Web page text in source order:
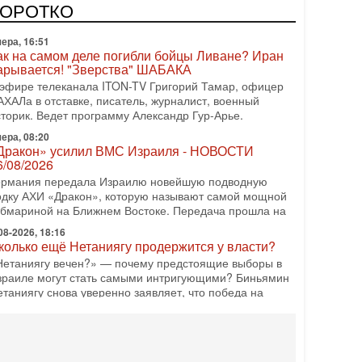
АХИ «Дракон» (Drakon), которая уже стала самой
субмариной в истории ЦАХАЛ. Но почему её
16:51
на самом деле погибли бойцы Ливане? Иран
"Зверства" ШАБАКА
телеканала ITON-TV Григорий Тамар, офицер
в отставке, писатель, журналист, военный
Ведет программу Александр Гур-Арье.
08:20
усилил ВМС Израиля - НОВОСТИ
08/2026
передала Израилю новейшую подводную
АХИ «Дракон», которую называют самой мощной
на Ближнем Востоке. Передача прошла на
2026, 18:16
ещё Нетаниягу продержится у власти?
вечен?» — почему предстоящие выборы в
могут стать самыми интригующими? Биньямин
снова уверенно заявляет, что победа на